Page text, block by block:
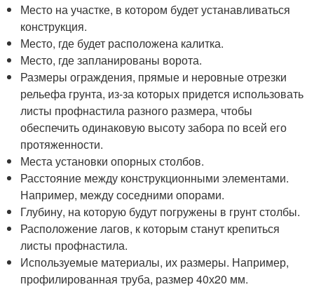
Место на участке, в котором будет устанавливаться
конструкция.
Место, где будет расположена калитка.
Место, где запланированы ворота.
Размеры ограждения, прямые и неровные отрезки
рельефа грунта, из-за которых придется использовать
листы профнастила разного размера, чтобы
обеспечить одинаковую высоту забора по всей его
протяженности.
Места установки опорных столбов.
Расстояние между конструкционными элементами.
Например, между соседними опорами.
Глубину, на которую будут погружены в грунт столбы.
Расположение лагов, к которым станут крепиться
листы профнастила.
Используемые материалы, их размеры. Например,
профилированная труба, размер 40х20 мм.